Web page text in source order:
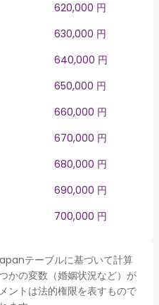
620,000 円
630,000 円
640,000 円
650,000 円
660,000 円
670,000 円
680,000 円
690,000 円
700,000 円
テーブルに基づいて計算
かの変数（婚姻状況など）が
ントは法的権限を表すもので